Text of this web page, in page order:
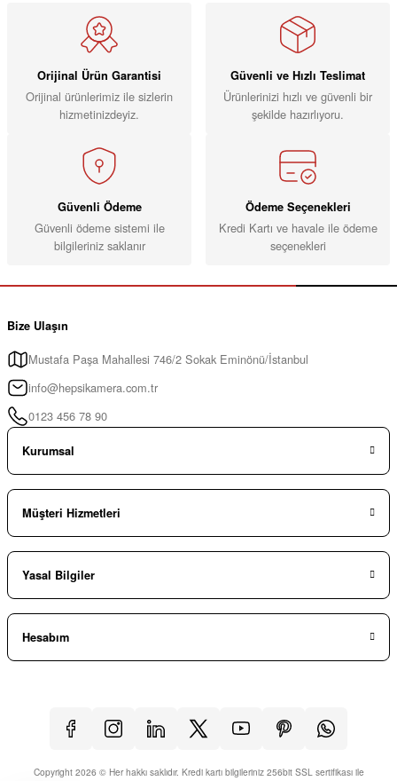
Orijinal Ürün Garantisi
Orijinal ürünlerimiz ile sizlerin
hizmetinizdeyiz.
Güvenli ve Hızlı Teslimat
Ürünlerinizi hızlı ve güvenli bir
şekilde hazırlıyoru.
Güvenli Ödeme
Güvenli ödeme sistemi ile
bilgileriniz saklanır
Ödeme Seçenekleri
Kredi Kartı ve havale ile ödeme
seçenekleri
Bize Ulaşın
Mustafa Paşa Mahallesi 746/2 Sokak Eminönü/İstanbul
info@hepsikamera.com.tr
0123 456 78 90
Kurumsal
Müşteri Hizmetleri
Yasal Bilgiler
Hesabım
Copyright 2026 © Her hakkı saklıdır. Kredi kartı bilgileriniz 256bit SSL sertifikası ile